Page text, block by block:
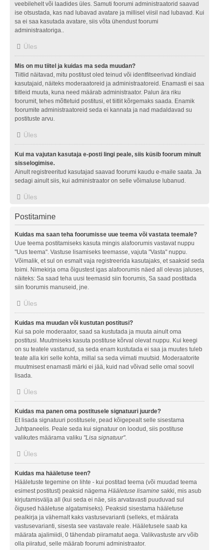
veebilehelt või laadides üles. Samuti foorumi administraatorid saavad
ise otsustada, kas nad lubavad avatare ja millisel viisil nad lubavad. Kui
sa ei saa kasutada avatare, siis võta ühendust foorumi
administraatoriga..
Üles
Mis on mu tiitel ja kuidas ma seda muudan?
Tiitlid näitavad, mitu postitust oled teinud või identfitseerivad kindlaid
kasutajaid, näiteks moderaatoreid ja administraatoreid. Enamasti ei saa
tiitleid muuta, kuna need määrab administraator. Palun ära riku
foorumit, tehes mõttetuid postitusi, et tiitlit kõrgemaks saada. Enamik
foorumite administraatoreid seda ei kannata ja nad madaldavad su
postituste arvu.
Üles
Kui ma vajutan kasutaja e-posti lingi peale, siis küsib foorum minult
sisselogimise.
Ainult registreeritud kasutajad saavad foorumi kaudu e-maile saata. Ja
sedagi ainult siis, kui administraator on selle võimaluse lubanud.
Üles
Postitamine
Kuidas ma saan teha foorumisse uue teema või vastata teemale?
Uue teema postitamiseks kasuta mingis alafoorumis vastavat nuppu
"Uus teema". Vastuse lisamiseks teemasse, vajuta "Vasta" nuppu.
Võimalik, et sul on esmalt vaja registreerida kasutajaks, et saaksid seda
toimi. Nimekirja oma õigustest igas alafoorumis näed all olevas jaluses,
näiteks: Sa saad teha uusi teemasid siin foorumis, Sa saad postitada
siin foorumis manuseid, jne.
Üles
Kuidas ma muudan või kustutan postitusi?
Kui sa pole moderaator, saad sa kustutada ja muuta ainult oma
postitusi. Muutmiseks kasuta postituse kõrval olevat nuppu. Kui keegi
on su teatele vastanud, sa seda enam kustutada ei saa ja muutes tuleb
teate alla kiri selle kohta, millal sa seda viimati muutsid. Moderaatorite
muutmisest enamasti märki ei jää, kuid nad võivad selle omal soovil
lisada.
Üles
Kuidas ma panen oma postitusele signatuuri juurde?
Et lisada signatuuri postitusele, pead kõigepealt selle sisestama
Juhtpaneelis. Peale seda kui signatuur on loodud, siis postituse
valikutes määrama valiku "Lisa signatuur".
Üles
Kuidas ma hääletuse teen?
Hääletuste tegemine on lihte - kui postitad teema (või muudad teema
esimest postitust) peaksid nägema Hääletuse lisamine sakki, mis asub
kirjutamisvälja all (kui seda ei näe, siis arvatavasti puuduvad sul
õigused hääletuse algatamiseks). Peaksid sisestama hääletuse
pealkirja ja vähemalt kaks vastusevarianti (selleks, et määrata
vastusevarianti, sisesta see vastavale reale. Hääletusele saab ka
määrata ajalimiidi, 0 tähendab piiramatut aega. Valikvastuste arv võib
olla piiratud, selle määrab foorumi administraator.